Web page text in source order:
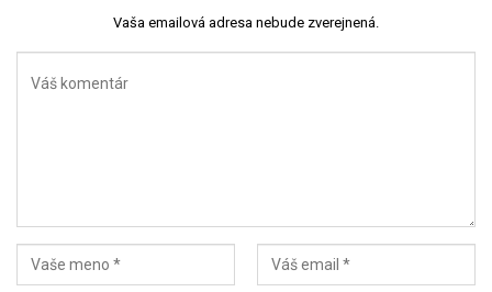
Vaša emailová adresa nebude zverejnená.